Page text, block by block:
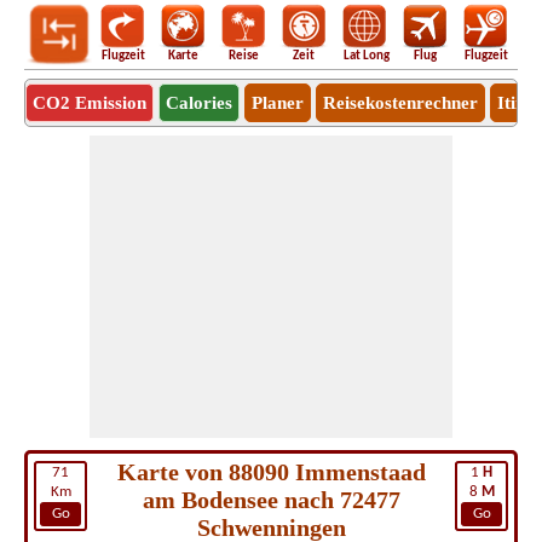
Flugzeit Karte Reise Zeit Lat Long Flug Flugzeit
CO2 Emission Calories Planer Reisekostenrechner
71
Km
Go
1 H
8 M
Go
Karte von 88090 Immenstaad
am Bodensee nach 72477
Schwenningen